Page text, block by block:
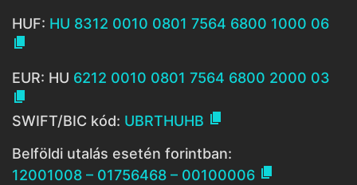
HUF: HU 8312 0010 0801 7564 6800 1000 06

EUR: HU 6212 0010 0801 7564 6800 2000 03

SWIFT/BIC kód: UBRTHUHB 
Belföldi utalás esetén forintban:
12001008 – 01756468 – 00100006 